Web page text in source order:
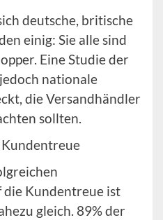
deutsche, britische
einig: Sie alle sind
Eine Studie der
nationale
die Versandhändler
sollten.
Kundentreue ist
gleich. 89% der